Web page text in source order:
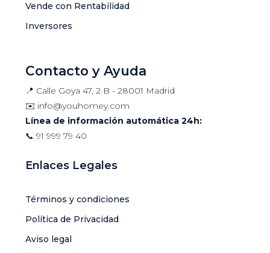
Vende con Rentabilidad
Inversores
Contacto y Ayuda
📍 Calle Goya 47, 2 B - 28001 Madrid
✉️ info@youhomey.com
Línea de información automática 24h:
📞 91 999 79 40
Enlaces Legales
Términos y condiciones
Política de Privacidad
Aviso legal